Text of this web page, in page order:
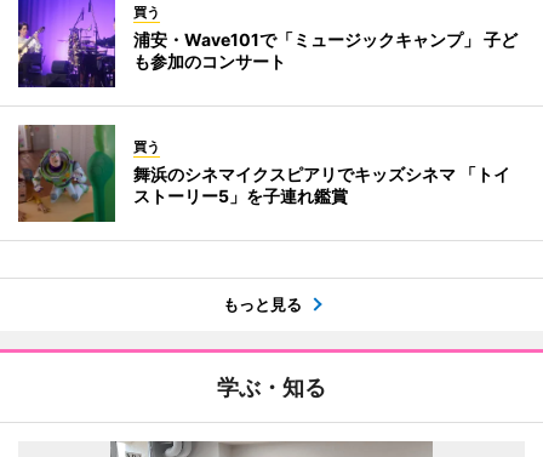
買う
浦安・Wave101で「ミュージックキャンプ」 子ど
も参加のコンサート
買う
舞浜のシネマイクスピアリでキッズシネマ 「トイ
ストーリー5」を子連れ鑑賞
もっと見る
学ぶ・知る